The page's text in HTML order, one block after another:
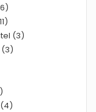
(3)